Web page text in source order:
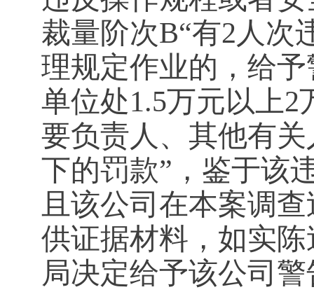
裁量阶次B“有2人次
理规定作业的，给
单位处1.5万元以上
要负责人、其他有
下的罚款”，鉴于该
且该公司在本案调
供证据材料，如实
局决定给予该公司